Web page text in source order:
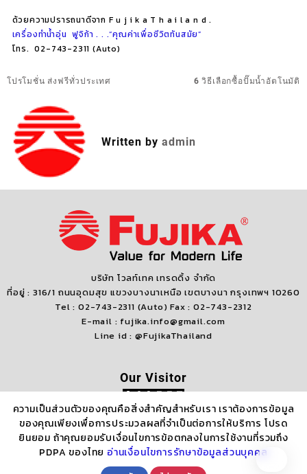
ความเป็นส่วนตัวของคุณคือสิ่งสำคัญสำหรับเรา เราต้องการข้อมูล
ของคุณเพียงเพื่อการประมวลผลที่จำเป็นต่อการให้บริการ โปรด
ยินยอม ถ้าคุณยอมรับเงื่อนไขการข้อตกลงในการใช้งานที่รวมถึง
PDPA ของไทย อ่านเงื่อนไขการรักษาข้อมูลส่วนบุคคล
ด้วยความปรารถนาดีจาก F u j i k a T h a i l a n d .
เครื่องทำน้ำอุ่น ฟูจิก้า . . .“คุณค่าเพื่อชีวิตทันสมัย”
โทร. 02-743-2311 (Auto)
แนะแนว
โปรโมชั่น ส่งฟรีทั่วประเทศ 6 วิธีเลือกซื้อปั๊มน้ำอัตโนมัติ
Written by admin
บริษัท โวลท์เทค เทรดดิ้ง จำกัด
ที่อยู่ : 316/1 ถนนอุดมสุข แขวงบางนาเหนือ เขตบางนา กรุงเทพฯ 10260
Tel : 02-743-2311 (Auto) Fax : 02-743-2312
E-mail : fujika.info@gmail.com
Line id : @FujikaThailand
Our Visitor
Who's Online : 0
Copyright Fujika 2022